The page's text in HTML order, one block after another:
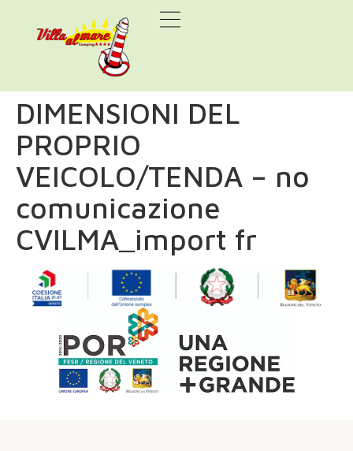
DIMENSIONI DEL
PROPRIO
VEICOLO/TENDA – no
comunicazione
CVILMA_import fr